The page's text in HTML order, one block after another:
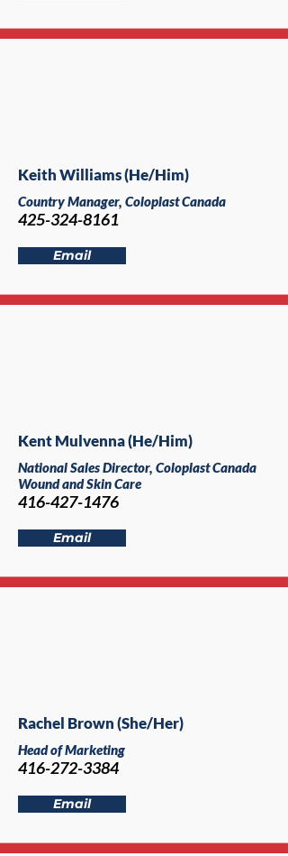
Keith Williams (He/Him)
Country Manager, Coloplast Canada
425-324-8161
Email
Kent Mulvenna (He/Him)
National Sales Director, Coloplast Canada
Wound and Skin Care
416-427-1476
Email
Rachel Brown (She/Her)
Head of Marketing
416-272-3384
Email